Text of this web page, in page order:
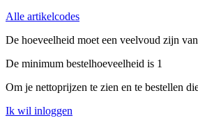
Alle artikelcodes
De hoeveelheid moet een veelvoud zijn
De minimum bestelhoeveelheid is 1
Om je nettoprijzen te zien en te bestellen
Ik wil inloggen